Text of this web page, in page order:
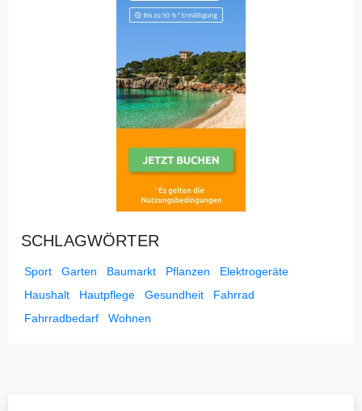
SCHLAGWÖRTER
Sport Garten Baumarkt Pflanzen
Elektrogeräte
Haushalt
Hautpflege Gesundheit
Fahrrad
Fahrradbedarf
Wohnen